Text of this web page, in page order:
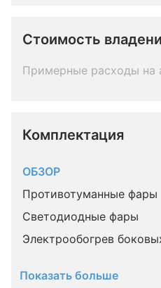
Стоимость
Примерные расходы на
Комплектация
ОБЗОР
Противотуманные фары
Светодиодные фары
Электрообогрев
Показать больше